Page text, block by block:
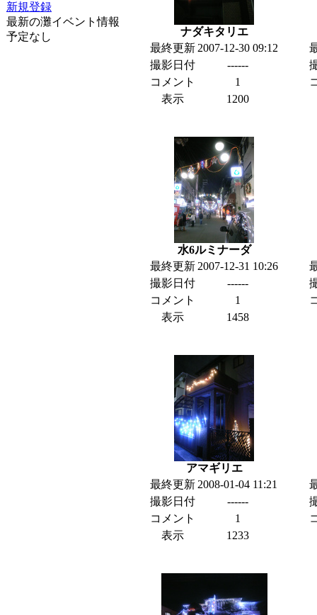
新規登録
最新の灘イベント情報
予定なし
ナダキタリエ
最終更新 2007-12-30 09:12
撮影日付
------
コメント
1
表示
1200
水6ルミナーダ
最終更新 2007-12-31 10:26
撮影日付
------
コメント
1
表示
1458
アマギリエ
最終更新 2008-01-04 11:21
撮影日付
------
コメント
1
表示
1233